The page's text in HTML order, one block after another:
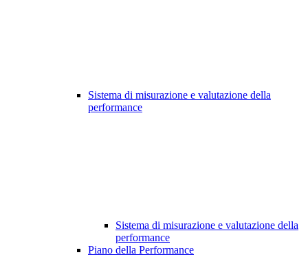
Sistema di misurazione e valutazione della
performance
Sistema di misurazione e valutazione della
performance
Piano della Performance